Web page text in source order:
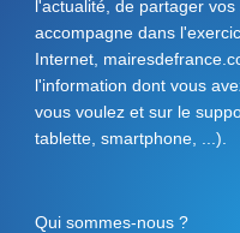
l'actualité, de partager
accompagne dans
Internet,
l'information dont vous
vous voulez et sur le
tablette, smartphone, ...).
Qui sommes-nous ?